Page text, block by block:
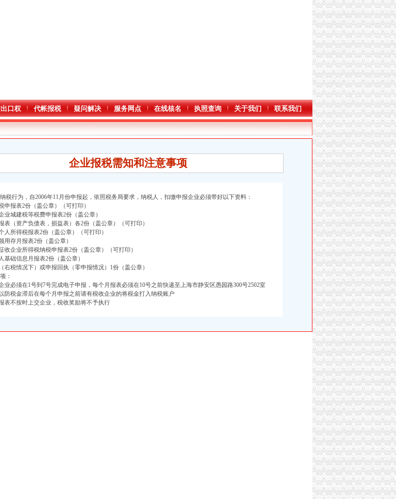
口权 代帐报税 疑问解决 服务网点 在线核名 执照查询 关于我们 联系我们
企业报税需知和注意事项
税行为，自2006年11月份申报起，依照税务局要求，纳税人，扣缴申报企业必须带好以下资料：
申报表2份（盖公章）（可打印）
业城建税等税费申报表2份（盖公章）
表（资产负债表，损益表）各2份（盖公章）（可打印）
人所得税报表2份（盖公章）（可打印）
用存月报表2份（盖公章）
收企业所得税纳税申报表2份（盖公章）（可打印）
基础信息月报表2份（盖公章）
右税情况下）或申报回执（零申报情况）1份（盖公章）
：
业必须在1号到7号完成电子申报，每个月报表必须在10号之前快递至上海市静安区愚园路300号2502室
防税金滞后在每个月申报之前请有税收企业的将税金打入纳税账户
表不按时上交企业，税收奖励将不予执行